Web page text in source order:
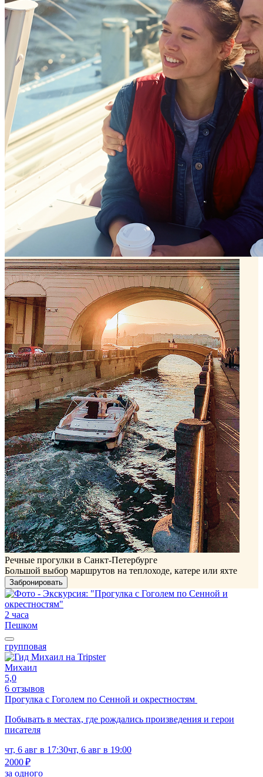
Речные прогулки в Санкт-Петербурге
Большой выбор маршрутов на теплоходе, катере или яхте
Забронировать
2 часа
Пешком
групповая
Михаил
5,0
6 отзывов
Прогулка с Гоголем по Сенной и окрестностям
Побывать в местах, где рождались произведения и герои
писателя
чт, 6 авг в 17:30чт, 6 авг в 19:00
2000 ₽
за одного